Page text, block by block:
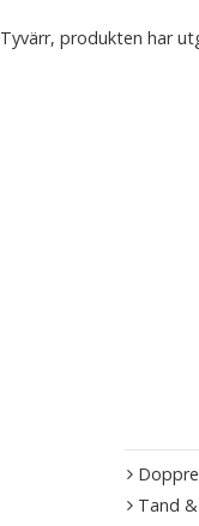
Tyvärr, produkten har
Tand